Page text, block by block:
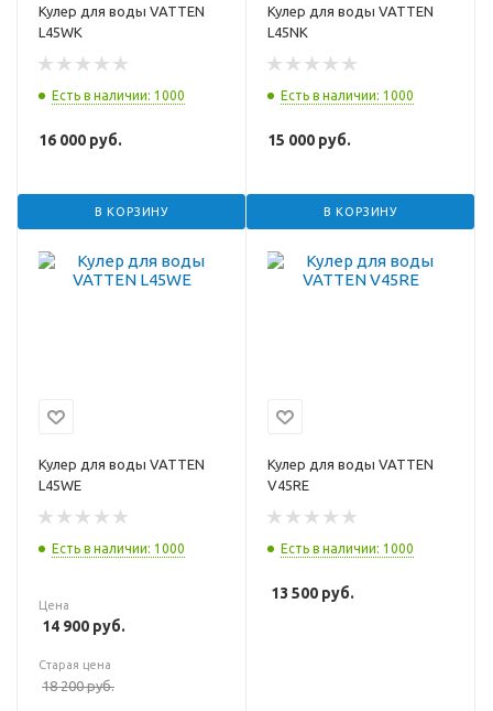
Кулер для воды VATTEN
L45WK
Есть в наличии: 1000
16 000 руб.
В КОРЗИНУ
Кулер для воды VATTEN
L45NK
Есть в наличии: 1000
15 000 руб.
В КОРЗИНУ
Кулер для воды VATTEN
L45WE
Есть в наличии: 1000
Цена
14 900 руб.
Старая цена
18 200руб.
Кулер для воды VATTEN
V45RE
Есть в наличии: 1000
13 500 руб.